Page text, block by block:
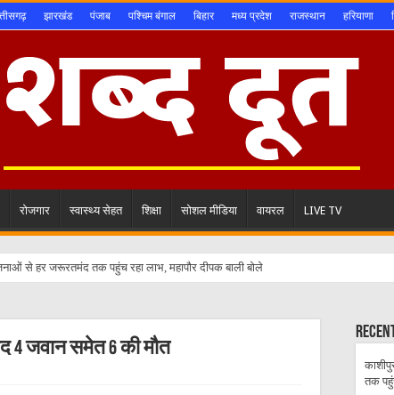
झारखंड पंजाब पश्चिम बंगाल बिहार मध्य प्रदेश राजस्थान हरियाणा
रोजगार स्वास्थ्य सेहत शिक्षा सोशल मीडिया वायरल LIVE TV
से हर जरूरतमंद तक पहुंच रहा लाभ, महापौर दीपक बाली बोले
पात्र मतदाता का नाम हर हाल में रहेगा: एडीएम नैनीताल विवेक राय से संपादक विनोद भगत ने
पर खड़े बेतरतीब वाहन से जाम, गश्त के बजाय उपलब्धियों की प्रेस विज्ञप्तियां जारी कर खुश होती
टूर्नामेंट का भव्य समापन, देहरादून के दिक्षांत नेगी बने चैंपियन, रामनगर के शैलेन्द्र डंगवाल
4 जवान समेत 6 की मौत
Recent
तक